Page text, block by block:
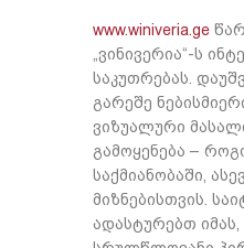
www.winiveria.ge
„ვინივერია“-ს
საკუთრებას.
გარეშე
ვიზუალური
გამოყენება –
საქმიანობაში,
მიზნებისთვის.
ადასტურებთ